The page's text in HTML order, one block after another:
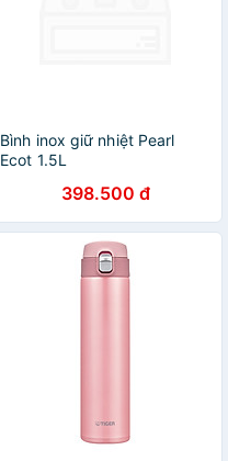
Bình inox giữ nhiệt Pearl
Ecot 1.5L
398.500 đ